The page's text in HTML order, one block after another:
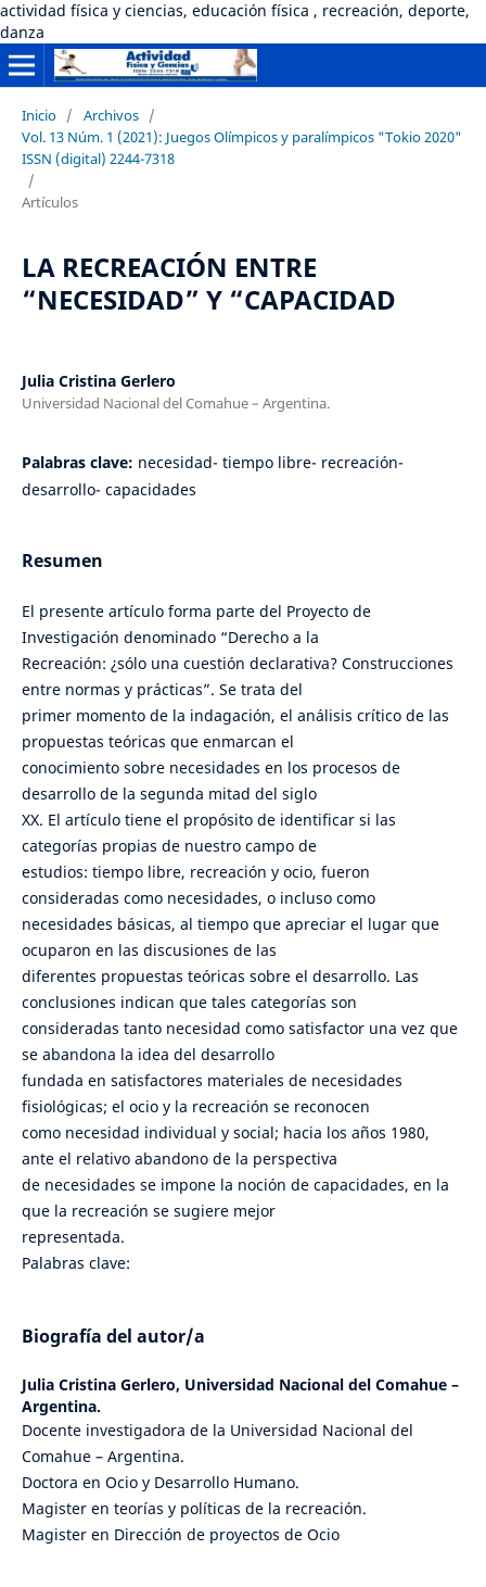
actividad física y ciencias, educación física , recreación, deporte,
danza
Inicio / Archivos /
Vol. 13 Núm. 1 (2021): Juegos Olímpicos y paralímpicos "Tokio 2020"
ISSN (digital) 2244-7318
/
Artículos
LA RECREACIÓN ENTRE
“NECESIDAD” Y “CAPACIDAD
Julia Cristina Gerlero
Universidad Nacional del Comahue – Argentina.
Palabras clave: necesidad- tiempo libre- recreación-
desarrollo- capacidades
Resumen
El presente artículo forma parte del Proyecto de
Investigación denominado “Derecho a la
Recreación: ¿sólo una cuestión declarativa? Construcciones
entre normas y prácticas”. Se trata del
primer momento de la indagación, el análisis crítico de las
propuestas teóricas que enmarcan el
conocimiento sobre necesidades en los procesos de
desarrollo de la segunda mitad del siglo
XX. El artículo tiene el propósito de identificar si las
categorías propias de nuestro campo de
estudios: tiempo libre, recreación y ocio, fueron
consideradas como necesidades, o incluso como
necesidades básicas, al tiempo que apreciar el lugar que
ocuparon en las discusiones de las
diferentes propuestas teóricas sobre el desarrollo. Las
conclusiones indican que tales categorías son
consideradas tanto necesidad como satisfactor una vez que
se abandona la idea del desarrollo
fundada en satisfactores materiales de necesidades
fisiológicas; el ocio y la recreación se reconocen
como necesidad individual y social; hacia los años 1980,
ante el relativo abandono de la perspectiva
de necesidades se impone la noción de capacidades, en la
que la recreación se sugiere mejor
representada.
Palabras clave:
Biografía del autor/a
Julia Cristina Gerlero, Universidad Nacional del Comahue –
Argentina.
Docente investigadora de la Universidad Nacional del
Comahue – Argentina.
Doctora en Ocio y Desarrollo Humano.
Magister en teorías y políticas de la recreación.
Magister en Dirección de proyectos de Ocio